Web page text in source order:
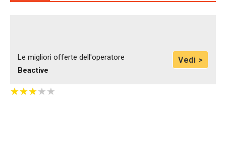
Le migliori offerte dell'operatore
Beactive
Vedi >
★★★★★
★★★★★